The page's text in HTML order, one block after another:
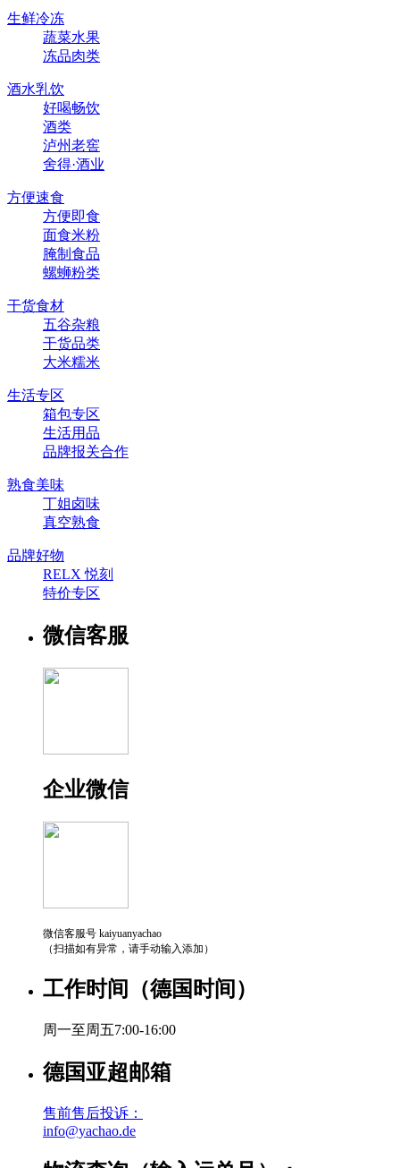
生鲜冷冻
蔬菜水果
冻品肉类
酒水乳饮
好喝畅饮
酒类
泸州老窖
舍得·酒业
方便速食
方便即食
面食米粉
腌制食品
螺蛳粉类
干货食材
五谷杂粮
干货品类
大米糯米
生活专区
箱包专区
生活用品
品牌报关合作
熟食美味
丁姐卤味
真空熟食
品牌好物
RELX 悦刻
特价专区
微信客服
企业微信
微信客服号 kaiyuanyachao
（扫描如有异常，请手动输入添加）
工作时间（德国时间）
周一至周五7:00-16:00
德国亚超邮箱
售前售后投诉：
info@yachao.de